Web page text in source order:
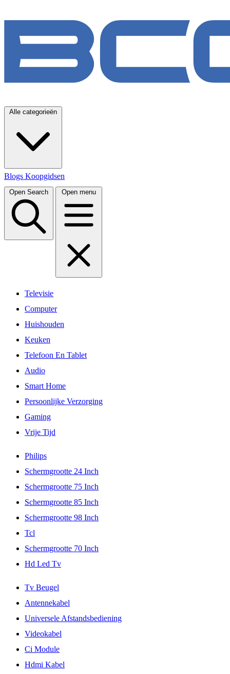
Alle categorieën
Blogs Koopgidsen
Open Search Open menu
Televisie
Computer
Huishouden
Keuken
Telefoon En Tablet
Audio
Smart Home
Persoonlijke Verzorging
Gaming
Vrije Tijd
Philips
Schermgrootte 24 Inch
Schermgrootte 75 Inch
Schermgrootte 85 Inch
Schermgrootte 98 Inch
Tcl
Schermgrootte 70 Inch
Hd Led Tv
Tv Beugel
Antennekabel
Universele Afstandsbediening
Videokabel
Ci Module
Hdmi Kabel